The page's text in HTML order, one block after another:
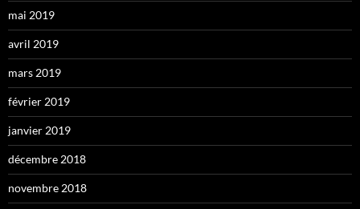
mai 2019
avril 2019
mars 2019
février 2019
janvier 2019
décembre 2018
novembre 2018